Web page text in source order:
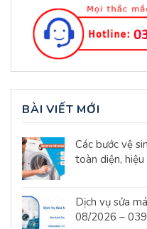
BÀI VIẾT MỚI
Các bước vệ
toàn diện,
Dịch vụ sửa
08/2026 –